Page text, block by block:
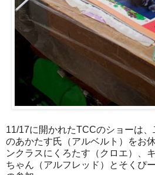
11/17に開かれたTCCのショーは
のあかたす氏（アルベルト）をお
ンクラスにくろたす（クロエ）、
ちゃん（アルフレッド）とそくぴ